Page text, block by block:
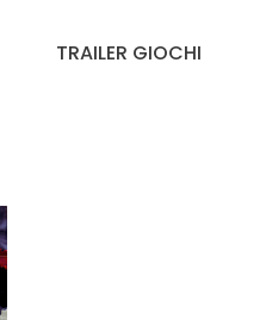
TRAILER GIOCHI